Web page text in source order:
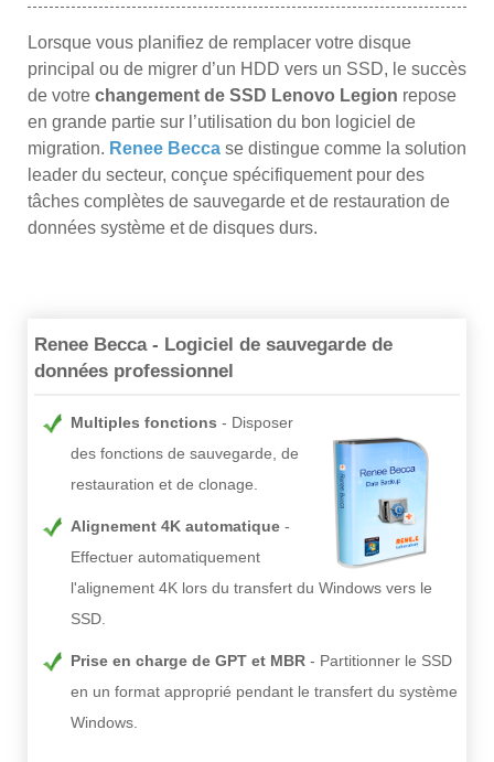
Lorsque vous planifiez de remplacer votre disque
principal ou de migrer d’un HDD vers un SSD, le succès
de votre changement de SSD Lenovo Legion repose
en grande partie sur l’utilisation du bon logiciel de
migration. Renee Becca se distingue comme la solution
leader du secteur, conçue spécifiquement pour des
tâches complètes de sauvegarde et de restauration de
données système et de disques durs.
Renee Becca - Logiciel de sauvegarde de
données professionnel
Multiples fonctions
Disposer
des fonctions de sauvegarde, de
restauration et de clonage.
Alignement 4K automatique
Effectuer automatiquement
l'alignement 4K lors du transfert du Windows vers le
SSD.
Prise en charge de GPT et MBR
Partitionner le SSD
en un format approprié pendant le transfert du système
Windows.